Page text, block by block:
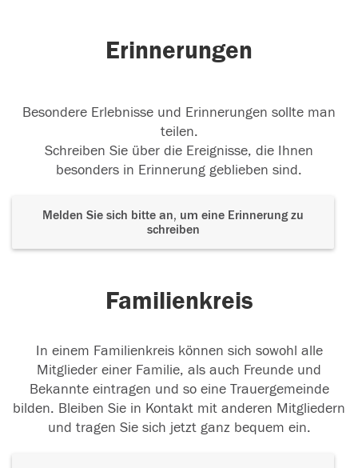
Erinnerungen
Besondere Erlebnisse und Erinnerungen sollte man
teilen.
Schreiben Sie über die Ereignisse, die Ihnen
besonders in Erinnerung geblieben sind.
Melden Sie sich bitte an, um eine Erinnerung zu
schreiben
Familienkreis
In einem Familienkreis können sich sowohl alle
Mitglieder einer Familie, als auch Freunde und
Bekannte eintragen und so eine Trauergemeinde
bilden. Bleiben Sie in Kontakt mit anderen Mitgliedern
und tragen Sie sich jetzt ganz bequem ein.